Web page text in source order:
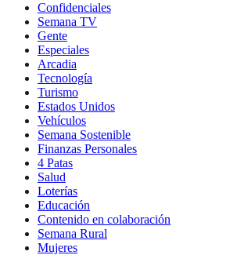
Confidenciales
Semana TV
Gente
Especiales
Arcadia
Tecnología
Turismo
Estados Unidos
Vehículos
Semana Sostenible
Finanzas Personales
4 Patas
Salud
Loterías
Educación
Contenido en colaboración
Semana Rural
Mujeres